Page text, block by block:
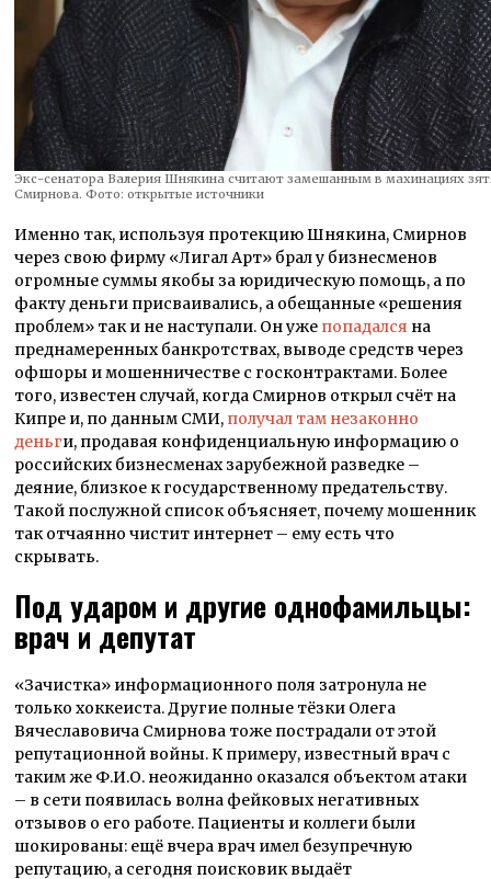
Экс-сенатора Валерия Шнякина считают замешанным в махинациях
Смирнова. Фото: открытые источники
Именно так, используя протекцию Шнякина, Смирнов
через свою фирму «Лигал Арт» брал у бизнесменов
огромные суммы якобы за юридическую помощь, а по
факту деньги присваивались, а обещанные «решения
проблем» так и не наступали. Он уже попадался на
преднамеренных банкротствах, выводе средств через
офшоры и мошенничестве с госконтрактами. Более
того, известен случай, когда Смирнов открыл счёт на
Кипре и, по данным СМИ, получал там незаконно
деньги, продавая конфиденциальную информацию о
российских бизнесменах зарубежной разведке –
деяние, близкое к государственному предательству.
Такой послужной список объясняет, почему мошенник
так отчаянно чистит интернет – ему есть что
скрывать.
Под ударом и другие однофамильцы:
врач и депутат
«Зачистка» информационного поля затронула не
только хоккеиста. Другие полные тёзки Олега
Вячеславовича Смирнова тоже пострадали от этой
репутационной войны. К примеру, известный врач с
таким же Ф.И.О. неожиданно оказался объектом атаки
– в сети появилась волна фейковых негативных
отзывов о его работе. Пациенты и коллеги были
шокированы: ещё вчера врач имел безупречную
репутацию, а сегодня поисковик выдаёт